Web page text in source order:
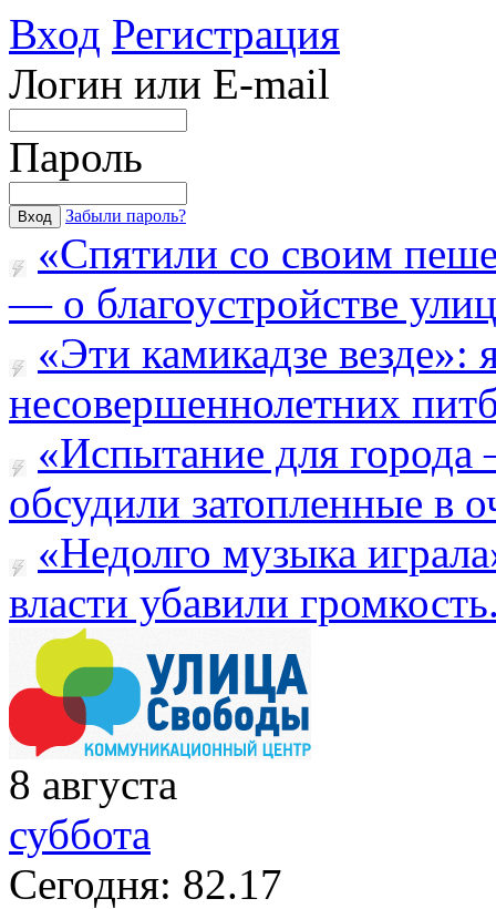
Вход Регистрация
Логин или E-mail
Пароль
Забыли пароль?
«Спятили со своим
— о благоустройстве
«Эти камикадзе везде»:
несовершеннолетних
«Испытание для
обсудили затопленные в
«Недолго музыка
власти убавили
8 августа
суббота
Сегодня: 82.17